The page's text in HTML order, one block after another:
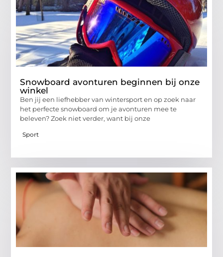
Snowboard avonturen beginnen bij onze
winkel
Ben jij een liefhebber van wintersport en op zoek naar
het perfecte snowboard om je avonturen mee te
beleven? Zoek niet verder, want bij onze
Sport